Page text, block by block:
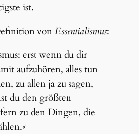
ist.
vonEssentialismus:
erst wenn du dir
aufzuhören, alles tun
zu allen ja zu sagen,
du den größten
zu den Dingen, die